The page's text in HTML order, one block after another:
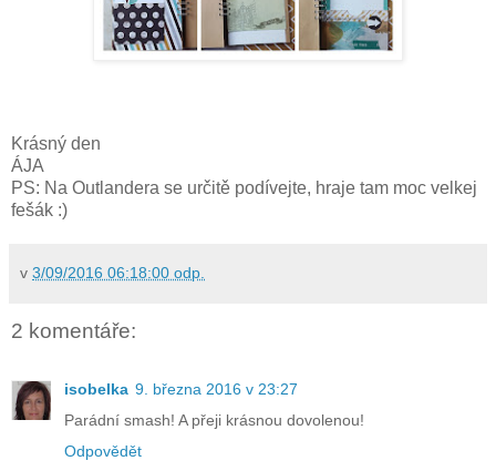
Krásný den
ÁJA
PS: Na Outlandera se určitě podívejte, hraje tam moc velkej
fešák :)
v 3/09/2016 06:18:00 odp.
2 komentáře:
isobelka 9. března 2016 v 23:27
Parádní smash! A přeji krásnou dovolenou!
Odpovědět